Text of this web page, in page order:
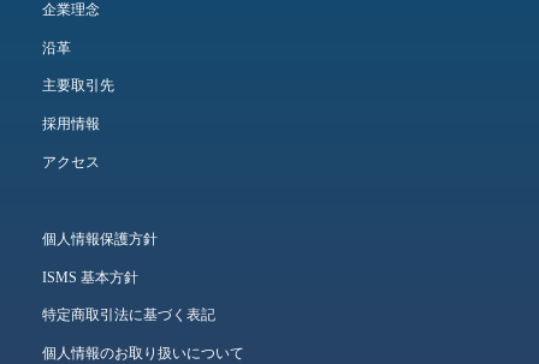
企業理念
沿革
主要取引先
採用情報
アクセス
個人情報保護方針
ISMS 基本方針
特定商取引法に基づく表記
個人情報のお取り扱いについて